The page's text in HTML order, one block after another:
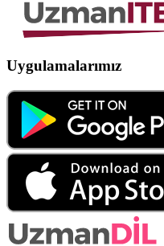
Uygulamalarımız